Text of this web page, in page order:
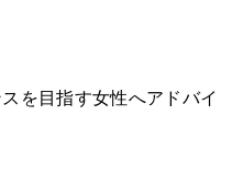
を目指す女性へアドバイ